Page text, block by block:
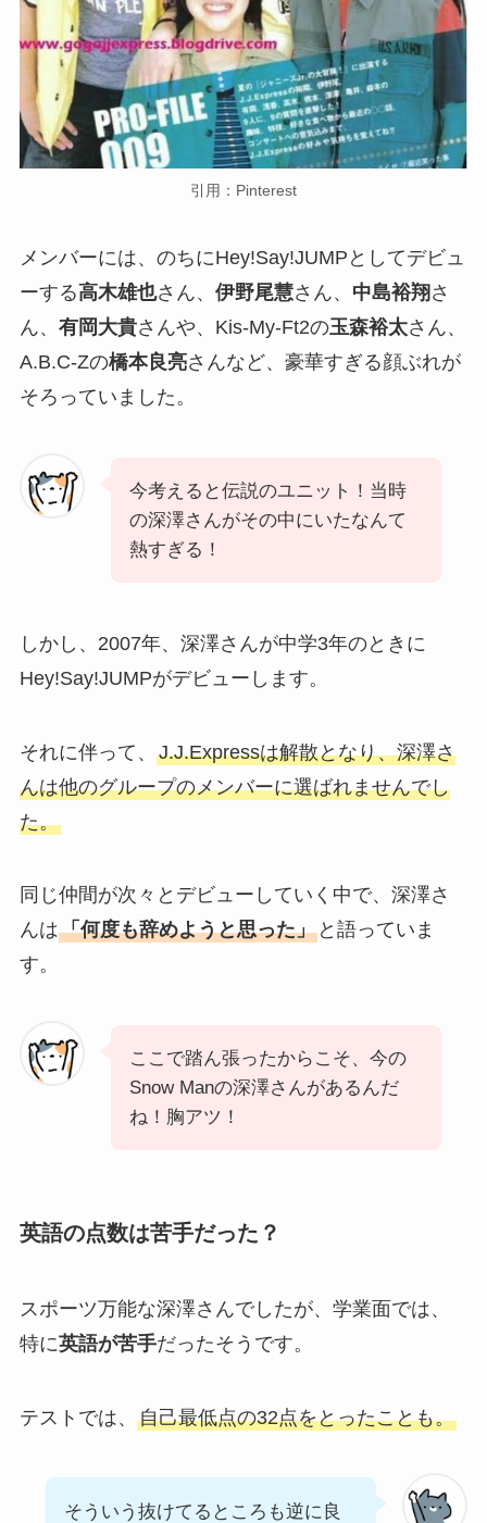
引用：Pinterest
メンバーには、のちにHey!Say!JUMPとしてデビュ
ーする高木雄也さん、 伊野尾慧さん、 中島裕翔 さ
ん、 有岡大貴さんや、Kis-My-Ft2の玉森裕太さん、
A.B.C-Zの橋本良亮さんなど、豪華すぎる顔ぶれが
そろっていました。
今考えると伝説のユニット！当時
の深澤さんがその中にいたなんて
熱すぎる！
しかし、2007年、深澤さんが中学3年のときに
Hey!Say!JUMPがデビューします。
それに伴って、 J.J.Expressは解散となり、深澤さ
んは他のグループのメンバーに選ばれませんでし
た。
同じ仲間が次々とデビューしていく中で、深澤さ
んは「何度も辞めようと思った」と語っていま
す。
ここで踏ん張ったからこそ、今の
Snow Manの深澤さんがあるんだ
ね！胸アツ！
英語の点数は苦手だった？
スポーツ万能な深澤さんでしたが、学業面では、
特に英語が苦手だったそうです。
テストでは、 自己最低点の32点をとったことも。
そういう抜けてるところも逆に良